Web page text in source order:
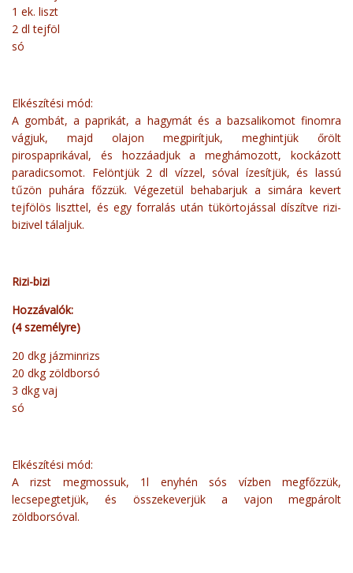
1 ek. liszt
2 dl tejföl
só
Elkészítési mód:
A gombát, a paprikát, a hagymát és a bazsalikomot finomra
vágjuk, majd olajon megpirítjuk, meghintjük őrölt
pirospaprikával, és hozzáadjuk a meghámozott, kockázott
paradicsomot. Felöntjük 2 dl vízzel, sóval ízesítjük, és lassú
tűzön puhára főzzük. Végezetül behabarjuk a simára kevert
tejfölös liszttel, és egy forralás után tükörtojással díszítve rizi-
bizivel tálaljuk.
Rizi-bizi
Hozzávalók:
(4 személyre)
20 dkg jázminrizs
20 dkg zöldborsó
3 dkg vaj
só
Elkészítési mód:
A rizst megmossuk, 1l enyhén sós vízben megfőzzük,
lecsepegtetjük, és összekeverjük a vajon megpárolt
zöldborsóval.